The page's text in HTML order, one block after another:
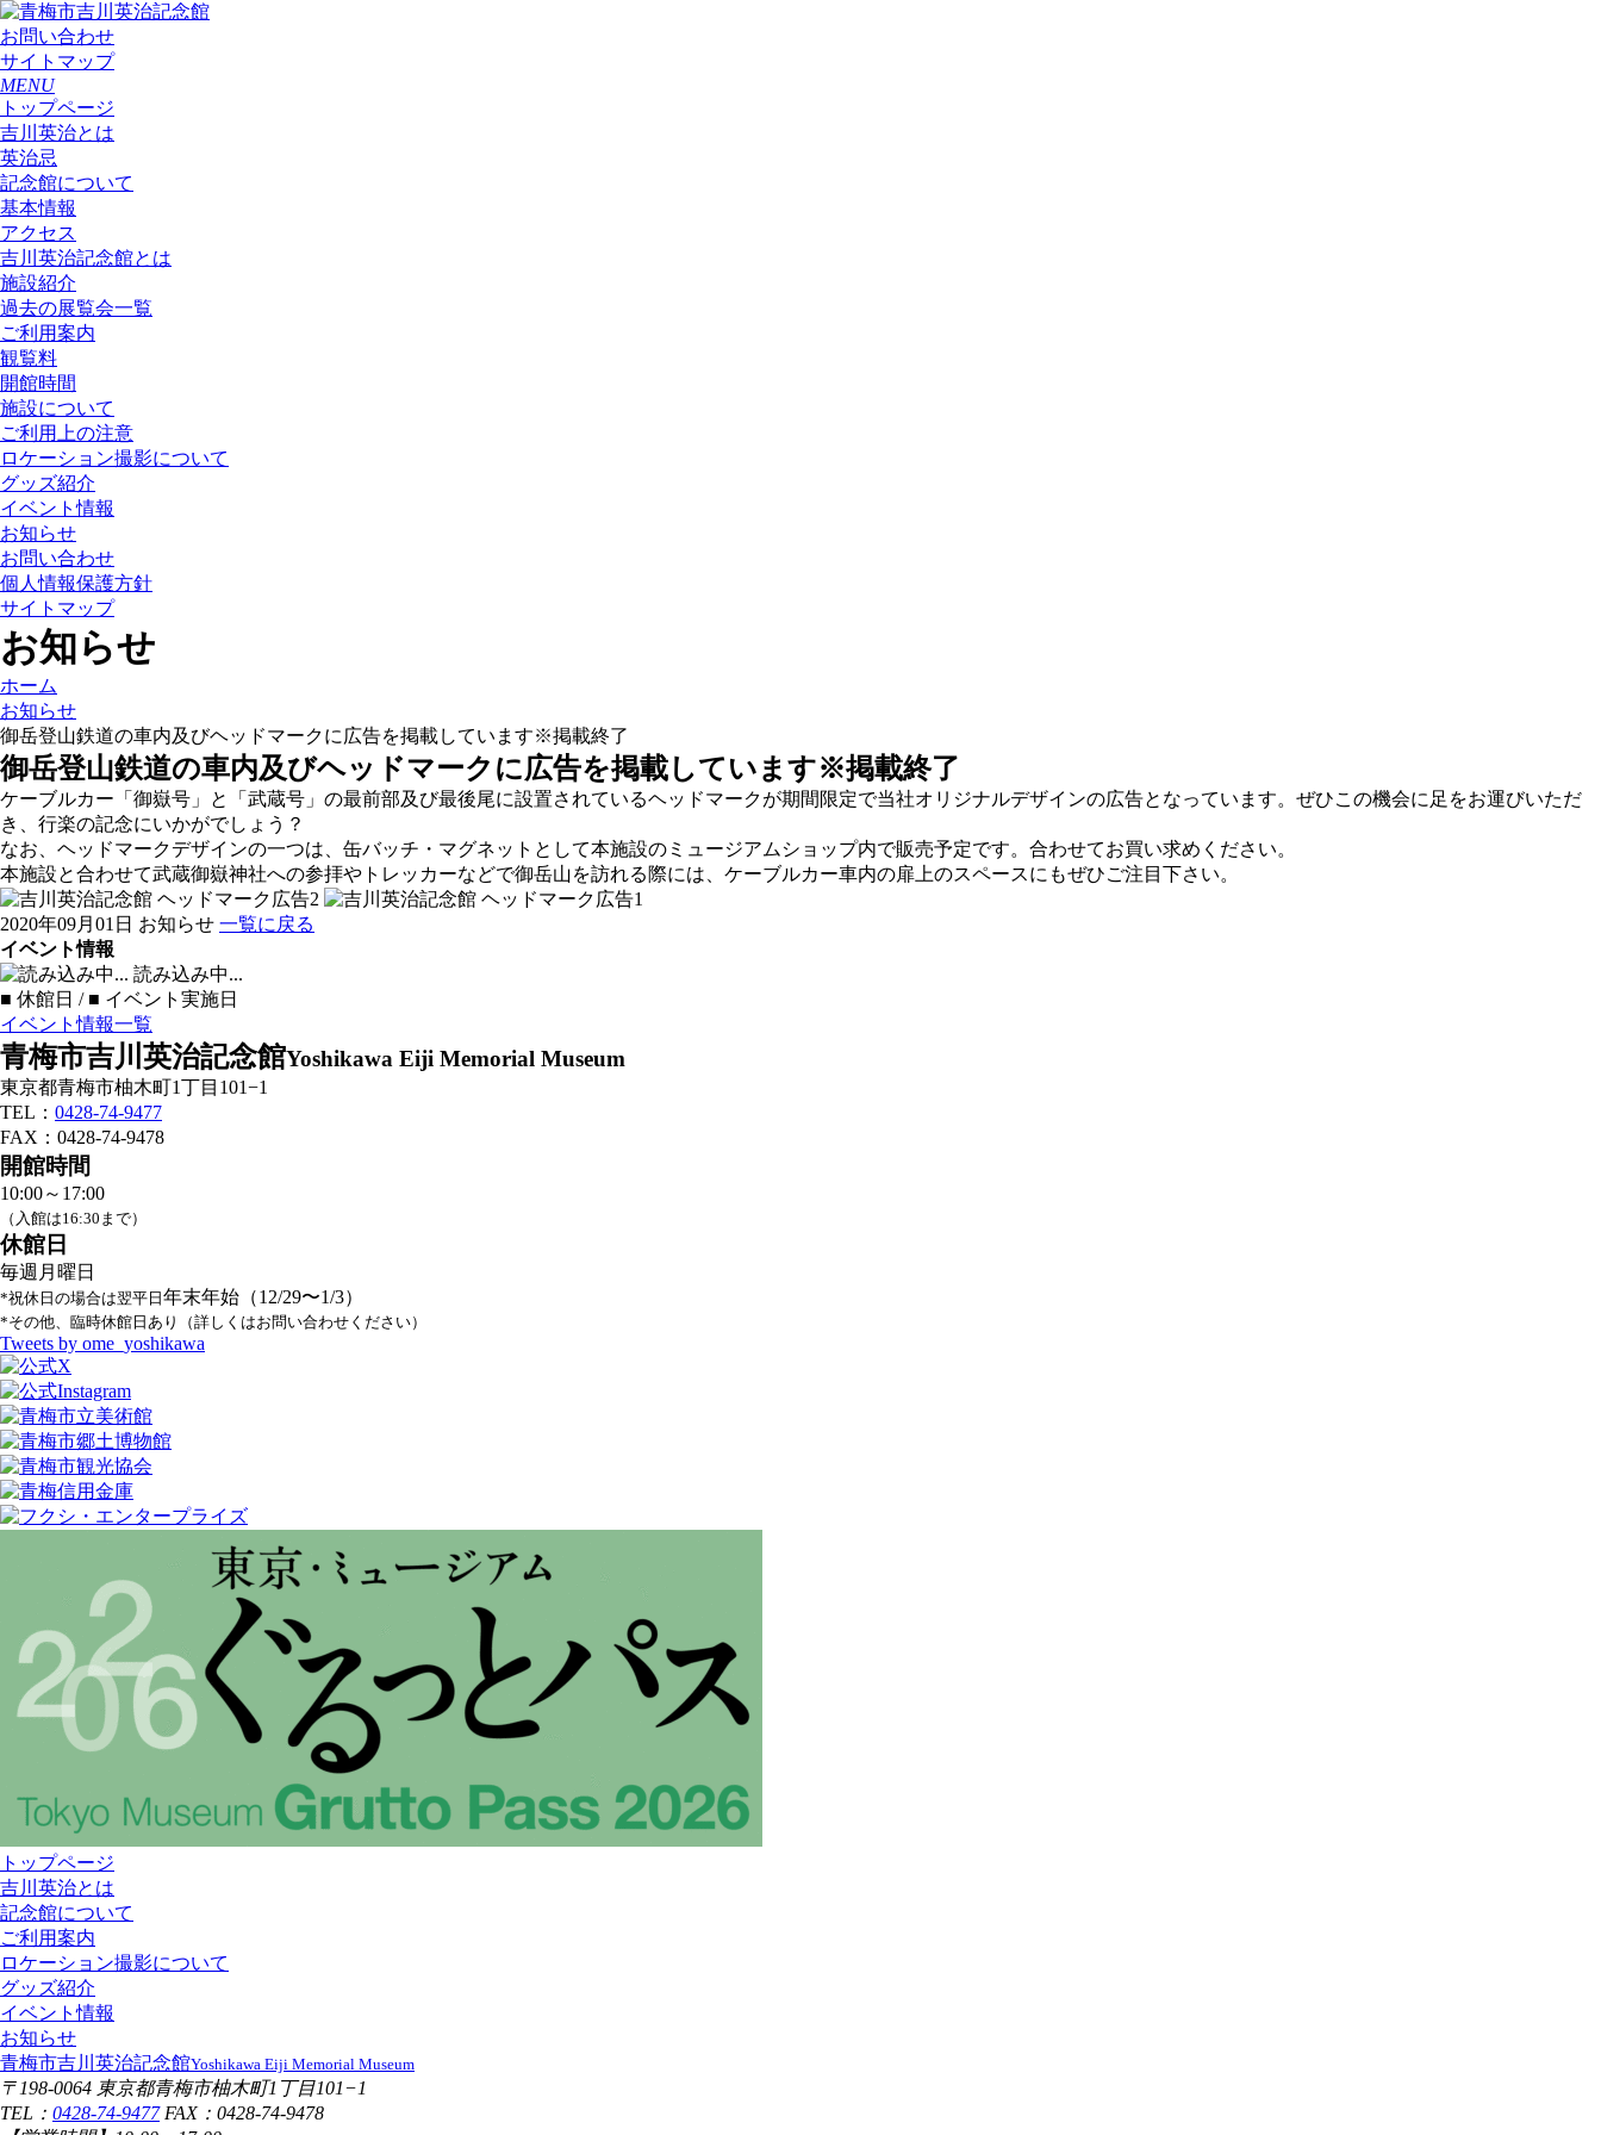
お問い合わせ
サイトマップ
MENU
トップページ
吉川英治とは
英治忌
記念館について
基本情報
アクセス
吉川英治記念館とは
施設紹介
過去の展覧会一覧
ご利用案内
観覧料
開館時間
施設について
ご利用上の注意
ロケーション撮影について
グッズ紹介
イベント情報
お知らせ
お問い合わせ
個人情報保護方針
サイトマップ
お知らせ
ホーム
お知らせ
御岳登山鉄道の車内及びヘッドマークに広告を掲載しています※掲載終了
御岳登山鉄道の車内及びヘッドマークに広告を掲載しています※掲載終了
ケーブルカー「御嶽号」と「武蔵号」の最前部及び最後尾に設置されているヘッドマークが期間限定で当社オリジナルデザインの広告となっています。ぜひこの機会に足をお運びいただ
き、行楽の記念にいかがでしょう？
なお、ヘッドマークデザインの一つは、缶バッチ・マグネットとして本施設のミュージアムショップ内で販売予定です。合わせてお買い求めください。
本施設と合わせて武蔵御嶽神社への参拝やトレッカーなどで御岳山を訪れる際には、ケーブルカー車内の扉上のスペースにもぜひご注目下さい。
2020年09月01日 お知らせ 一覧に戻る
イベント情報
読み込み中...
■ 休館日 / ■ イベント実施日
イベント情報一覧
青梅市吉川英治記念館Yoshikawa Eiji Memorial Museum
東京都青梅市柚木町1丁目101−1
TEL： 0428-74-9477
FAX：0428-74-9478
開館時間
10:00～17:00
（入館は16:30まで）
休館日
毎週月曜日
*祝休日の場合は翌平日 年末年始（12/29〜1/3）
*その他、臨時休館日あり（詳しくはお問い合わせください）
Tweets by ome_yoshikawa
トップページ
吉川英治とは
記念館について
ご利用案内
ロケーション撮影について
グッズ紹介
イベント情報
お知らせ
青梅市吉川英治記念館Yoshikawa Eiji Memorial Museum
〒198-0064 東京都青梅市柚木町1丁目101−1
TEL： 0428-74-9477FAX：0428-74-9478